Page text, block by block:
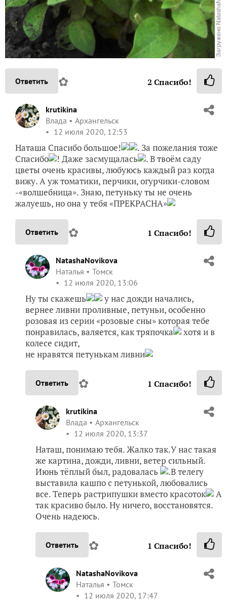
Ответить ✿ 2 Спасибо!
krutikina
Влада
Архангельск
12 июля 2020, 12:53
Наташа Спасибо большое!
. За пожелания тоже
Спасибо
! Даже засмущалась
. В твоём саду
цветы очень красивы, любуюсь каждый раз когда
вижу. А уж томатики, перчики, огурчики-словом
-«волшебница». Знаю, петуньку ты не очень
жалуешь, но она у тебя «ПРЕКРАСНА»
Ответить ✿ 1 Спасибо!
NatashaNovikova
Наталья
Томск
12 июля 2020, 13:06
Ну ты скажешь
у нас дожди начались,
вернее ливни проливные, петуньи, особенно
розовая из серии «розовые сны» которая тебе
понравилась, валяется, как тряпочка
хотя и в
колесе сидит,
не нравятся петунькам ливни
Ответить ✿ 1 Спасибо!
krutikina
Влада
Архангельск
12 июля 2020, 13:37
Наташ, понимаю тебя. Жалко так.У нас такая
же картина, дожди, ливни, ветер сильный.
Июнь тёплый был, радовалась
.В телегу
выставила кашпо с петунькой, любовались
все. Теперь растрипушки вместо красоток
А
так красиво было. Ну ничего, восстановятся.
Очень надеюсь.
Ответить ✿ 1 Спасибо!
NatashaNovikova
Наталья
Томск
12 июля 2020, 17:47